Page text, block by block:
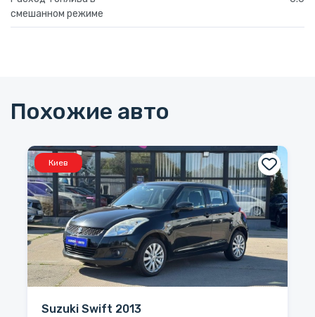
смешанном режиме
Похожие авто
Киев
Suzuki Swift 2013